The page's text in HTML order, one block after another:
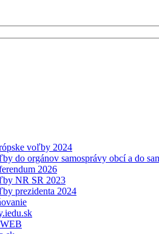
voľby 2024
do orgánov samosprávy obcí a do
2026
NR SR 2023
prezidenta 2024